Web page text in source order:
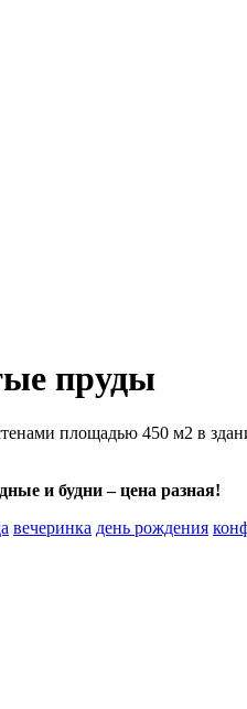
пруды
площадью 450 м2 в
и будни – цена разная!
вечеринка день рождения